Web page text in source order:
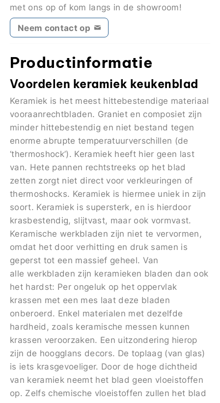
met ons op of kom langs in de showroom!
Neem contact op
Productinformatie
Voordelen keramiek keukenblad
Keramiek is het meest hittebestendige materiaal
vooraanrechtbladen. Graniet en composiet zijn
minder hittebestendig en niet bestand tegen
enorme abrupte temperatuurverschillen (de
‘thermoshock’). Keramiek heeft hier geen last
van. Hete pannen rechtstreeks op het blad
zetten zorgt niet direct voor verkleuringen of
thermoshocks. Keramiek is hiermee uniek in zijn
soort. Keramiek is supersterk, en is hierdoor
krasbestendig, slijtvast, maar ook vormvast.
Keramische werkbladen zijn niet te vervormen,
omdat het door verhitting en druk samen is
geperst tot een massief geheel. Van
alle werkbladen zijn keramieken bladen dan ook
het hardst: Per ongeluk op het oppervlak
krassen met een mes laat deze bladen
onberoerd. Enkel materialen met dezelfde
hardheid, zoals keramische messen kunnen
krassen veroorzaken. Een uitzondering hierop
zijn de hoogglans decors. De toplaag (van glas)
is iets krasgevoeliger. Door de hoge dichtheid
van keramiek neemt het blad geen vloeistoffen
op. Zelfs chemische vloeistoffen zullen het blad